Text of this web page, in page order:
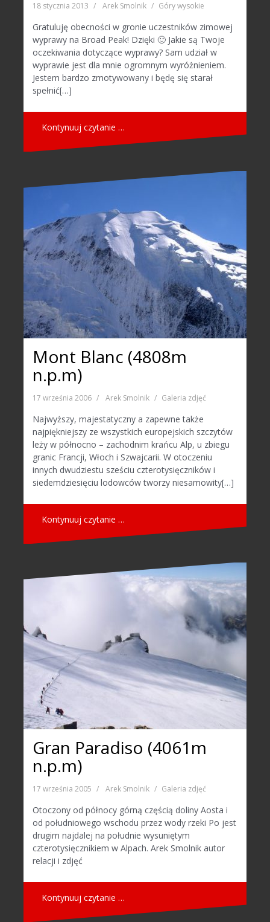
18 stycznia 2013 Arek Smolnik Góry wysokie
Gratuluję obecności w gronie uczestników zimowej
wyprawy na Broad Peak! Dzięki 🙂 Jakie są Twoje
oczekiwania dotyczące wyprawy? Sam udział w
wyprawie jest dla mnie ogromnym wyróżnieniem.
Jestem bardzo zmotywowany i będę się starał
spełnić[…]
Kontynuuj czytanie …
Mont Blanc (4808m
n.p.m)
17 września 2006 Arek Smolnik Galeria zdjęć
Najwyższy, majestatyczny a zapewne także
najpiękniejszy ze wszystkich europejskich szczytów
leży w północno – zachodnim krańcu Alp, u zbiegu
granic Francji, Włoch i Szwajcarii. W otoczeniu
innych dwudziestu sześciu czterotysięczników i
siedemdziesięciu lodowców tworzy niesamowity[…]
Kontynuuj czytanie …
Gran Paradiso (4061m
n.p.m)
17 września 2005 Arek Smolnik Galeria zdjęć
Otoczony od północy górną częścią doliny Aosta i
od południowego wschodu przez wody rzeki Po jest
drugim najdalej na południe wysuniętym
czterotysięcznikiem w Alpach. Arek Smolnik autor
relacji i zdjęć
Kontynuuj czytanie …